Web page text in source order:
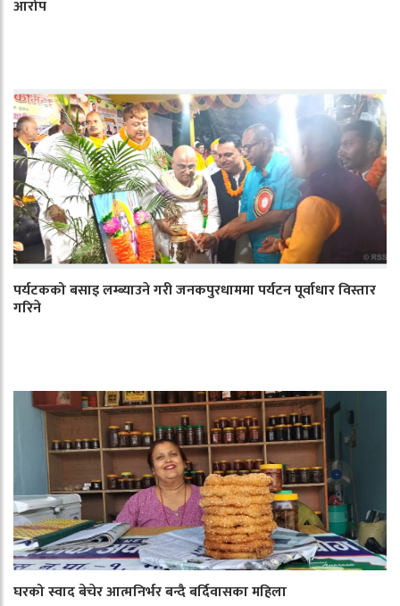
आरोप
पर्यटकको बसाइ लम्ब्याउने गरी जनकपुरधाममा पर्यटन पूर्वाधार विस्तार
गरिने
घरको स्वाद बेचेर आत्मनिर्भर बन्दै बर्दिवासका महिला